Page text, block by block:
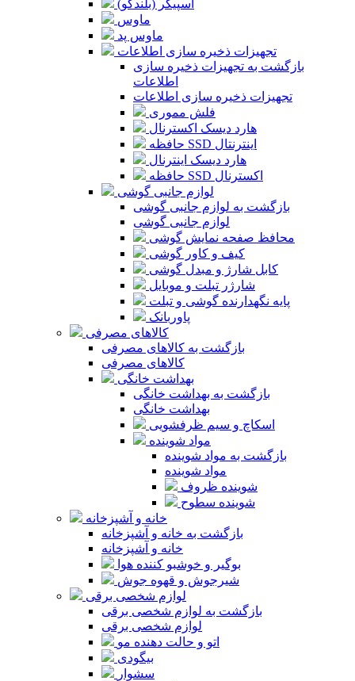
اسپیکر (بلندگو)
ماوس
ماوس پد
تجهیزات ذخیره سازی اطلاعات
بازگشت به تجهیزات ذخیره سازی
اطلاعات
تجهیزات ذخیره سازی اطلاعات
فلش مموری
هارد دیسک اکسترنال
حافظه SSD اینترنتال
هارد دیسک اینترنال
حافظه SSD اکسترنال
لوازم جانبی گوشی
بازگشت به لوازم جانبی گوشی
لوازم جانبی گوشی
محافظ صفحه نمایش گوشی
کیف و کاور گوشی
کابل شارژ و مبدل گوشی
شارژر تبلت و موبایل
پایه نگهدارنده گوشی و تبلت
پاوربانک
کالاهای مصرفی
بازگشت به کالاهای مصرفی
کالاهای مصرفی
بهداشت خانگی
بازگشت به بهداشت خانگی
بهداشت خانگی
اسکاچ و سیم ظرفشویی
مواد شوینده
بازگشت به مواد شوینده
مواد شوینده
شوینده ظروف
شوینده سطوح
خانه و آشپزخانه
بازگشت به خانه و آشپزخانه
خانه و آشپزخانه
بوگیر و خوشبو کننده هوا
شیرجوش و قهوه جوش
لوازم شخصی برقی
بازگشت به لوازم شخصی برقی
لوازم شخصی برقی
اتو و حالت دهنده مو
بیگودی
سشوار